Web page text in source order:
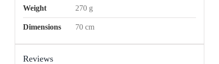
Weight 270 g
Dimensions 70 cm
Reviews